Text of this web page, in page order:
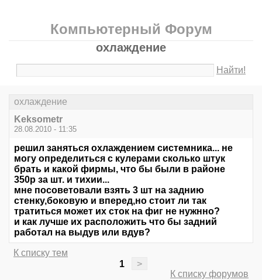
Компьютерный Форум
охлаждение
Найти!
охлаждение
Keksometr
28.08.2010 - 11:35
решил заняться охлаждением системника... не
могу определиться с кулерами сколько штук
брать и какой фирмы, что бы были в районе
350р за шт. и тихии...
мне посоветовали взять 3 шт на заднию
стенку,боковую и вперед,но стоит ли так
тратиться может их сток на фиг не нужнно?
и как лучше их расположить что бы задний
работал на выдув или вдув?
К списку тем
1
>
К списку форумов